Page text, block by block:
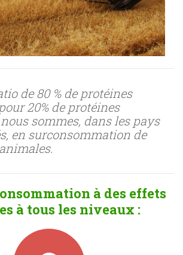
de 80 % de protéines
20% de protéines
nous sommes, dans les pays
en surconsommation de
à des effets
à tous les niveaux :